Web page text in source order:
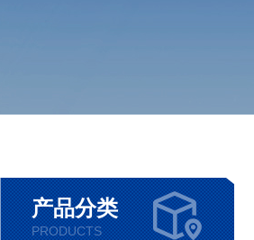
产品分类
PRODUCTS